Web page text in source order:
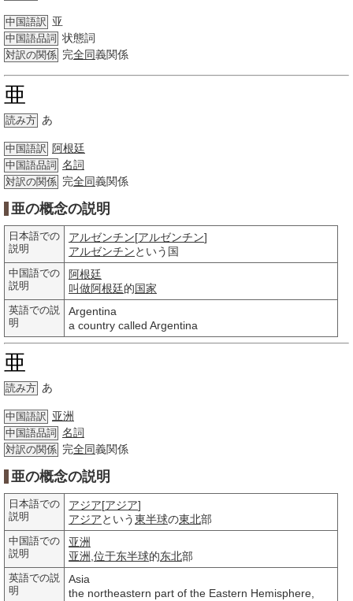
中国語訳 亚
中国語品詞 状態詞
対訳の関係 完全同義関係
亜
読み方 あ
中国語訳 阿根廷
中国語品詞 名詞
対訳の関係 完全同義関係
亜の概念の説明
日本語での
説明
アルゼンチン[アルゼンチン]
アルゼンチンという国
中国語での
説明
阿根廷
叫做阿根廷的国家
英語での説
明
Argentina
a country called Argentina
亜
読み方 あ
中国語訳 亚洲
中国語品詞 名詞
対訳の関係 完全同義関係
亜の概念の説明
日本語での
説明
アジア[アジア]
アジアという東半球の東北部
中国語での
説明
亚洲
亚洲 位于东半球的东北部
英語での説
明
Asia
the northeastern part of the Eastern Hemisphere,